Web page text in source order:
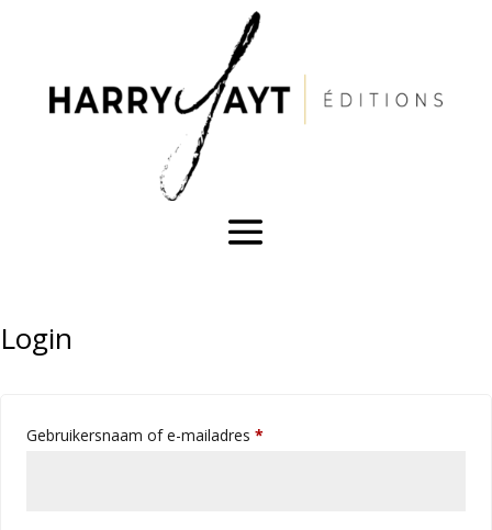
Login
Gebruikersnaam of e-mailadres *